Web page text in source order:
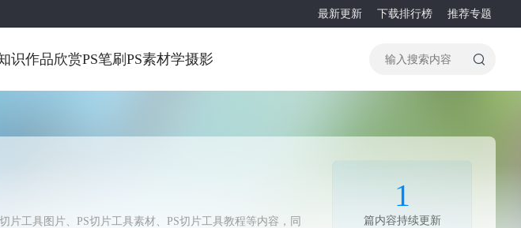
最新更新 下载排行榜 推荐专题
识作品欣赏PS笔刷 PS素材学摄影
片工具图片、PS切片工具素材、PS切片工具教程等内容，同
1
篇内容持续更新